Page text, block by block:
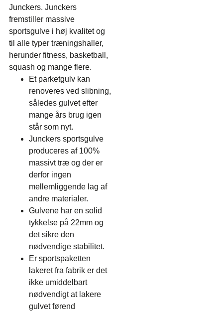
Junckers. Junckers
fremstiller massive
sportsgulve i høj kvalitet og
til alle typer træningshaller,
herunder fitness, basketball,
squash og mange flere.
Et parketgulv kan
renoveres ved slibning,
således gulvet efter
mange års brug igen
står som nyt.
Junckers sportsgulve
produceres af 100%
massivt træ og der er
derfor ingen
mellemliggende lag af
andre materialer.
Gulvene har en solid
tykkelse på 22mm og
det sikre den
nødvendige stabilitet.
Er sportspaketten
lakeret fra fabrik er det
ikke umiddelbart
nødvendigt at lakere
gulvet førend